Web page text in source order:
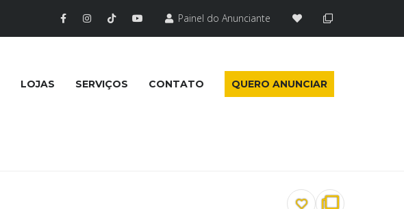
Painel do Anunciante
LOJAS SERVIÇOS CONTATO QUERO ANUNCIAR